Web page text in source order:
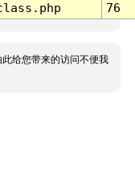
76
给您带来的访问不便我